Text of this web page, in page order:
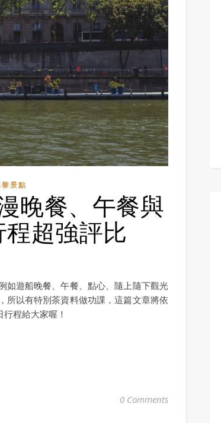
黎景點
晚餐、午餐與
超強評比
如遊船晚餐、午餐、點心、隨上隨下觀光
所以有特別茶資料做功課，這篇文章將依
程給大家喔！
0 Comments